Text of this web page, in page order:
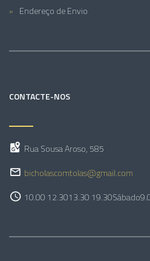
Endereço de Envio
CONTACTE-NOS
Rua Sousa Aroso, 585
bicholascomtolas@gmail.com
10.00 12.3013.30 19.30Sábado